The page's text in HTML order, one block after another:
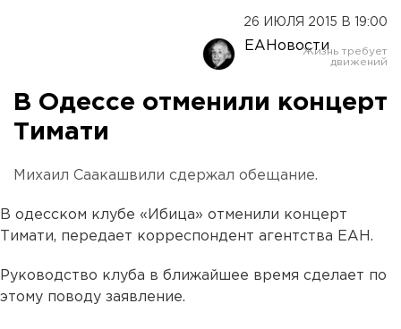
26 ИЮЛЯ 2015 В 19:00
ЕАНовости
В Одессе отменили концерт
Тимати
Михаил Саакашвили сдержал обещание.
В одесском клубе «Ибица» отменили концерт
Тимати, передает корреспондент агентства ЕАН.
Руководство клуба в ближайшее время сделает по
этому поводу заявление.